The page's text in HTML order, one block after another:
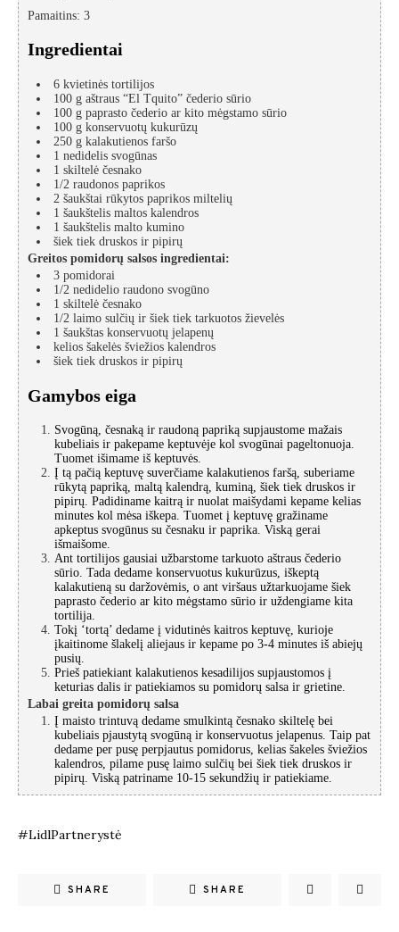
Pamaitins: 3
Ingredientai
6 kvietinės tortilijos
100 g aštraus “El Tquito” čederio sūrio
100 g paprasto čederio ar kito mėgstamo sūrio
100 g konservuotų kukurūzų
250 g kalakutienos faršo
1 nedidelis svogūnas
1 skiltelė česnako
1/2 raudonos paprikos
2 šaukštai rūkytos paprikos miltelių
1 šaukštelis maltos kalendros
1 šaukštelis malto kumino
šiek tiek druskos ir pipirų
Greitos pomidorų salsos ingredientai:
3 pomidorai
1/2 nedidelio raudono svogūno
1 skiltelė česnako
1/2 laimo sulčių ir šiek tiek tarkuotos žievelės
1 šaukštas konservuotų jelapenų
kelios šakelės šviežios kalendros
šiek tiek druskos ir pipirų
Gamybos eiga
Svogūną, česnaką ir raudoną papriką supjaustome mažais
kubeliais ir pakepame keptuvėje kol svogūnai pageltonuoja.
Tuomet išimame iš keptuvės.
Į tą pačią keptuvę suverčiame kalakutienos faršą, suberiame
rūkytą papriką, maltą kalendrą, kuminą, šiek tiek druskos ir
pipirų. Padidiname kaitrą ir nuolat maišydami kepame kelias
minutes kol mėsa iškepa. Tuomet į keptuvę gražiname
apkeptus svogūnus su česnaku ir paprika. Viską gerai
išmaišome.
Ant tortilijos gausiai užbarstome tarkuoto aštraus čederio
sūrio. Tada dedame konservuotus kukurūzus, iškeptą
kalakutieną su daržovėmis, o ant viršaus užtarkuojame šiek
paprasto čederio ar kito mėgstamo sūrio ir uždengiame kita
tortilija.
Tokį ‘tortą’ dedame į vidutinės kaitros keptuvę, kurioje
įkaitinome šlakelį aliejaus ir kepame po 3-4 minutes iš abiejų
pusių.
Prieš patiekiant kalakutienos kesadilijos supjaustomos į
keturias dalis ir patiekiamos su pomidorų salsa ir grietine.
Labai greita pomidorų salsa
Į maisto trintuvą dedame smulkintą česnako skiltelę bei
kubeliais pjaustytą svogūną ir konservuotus jelapenus. Taip pat
dedame per pusę perpjautus pomidorus, kelias šakeles šviežios
kalendros, pilame pusę laimo sulčių bei šiek tiek druskos ir
pipirų. Viską patriname 10-15 sekundžių ir patiekiame.
#LidlPartnerystė
SHARE SHARE